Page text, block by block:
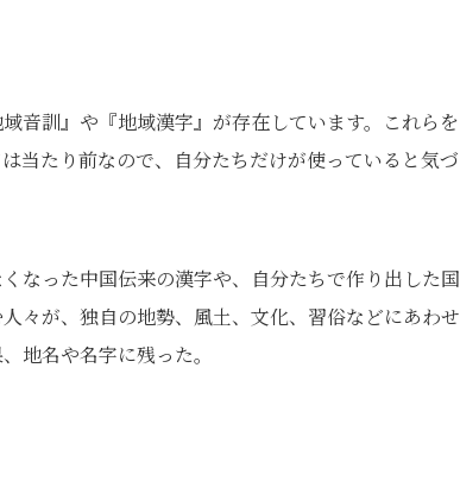
音訓』や『地域漢字』が存在しています。これらを
当たり前なので、自分たちだけが使っていると気づ
なった中国伝来の漢字や、自分たちで作り出した国
々が、独自の地勢、風土、文化、習俗などにあわせ
地名や名字に残った。